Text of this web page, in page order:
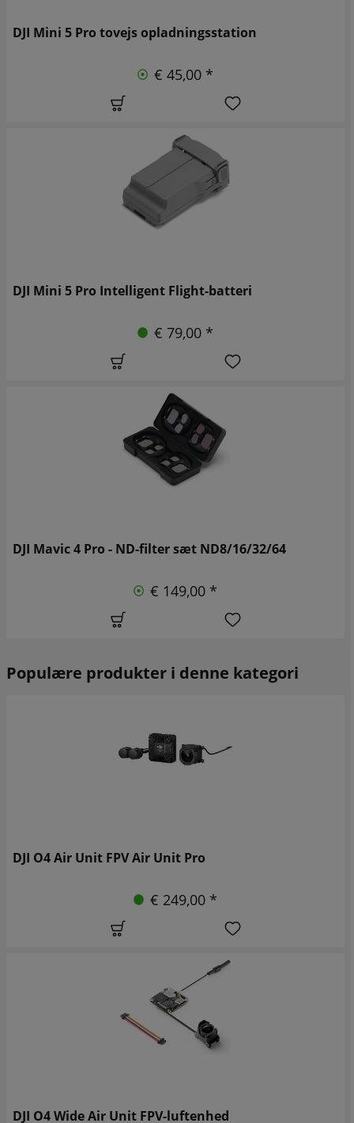
DJI Mini 5 Pro tovejs opladningsstation
€ 45,00 *
DJI Mini 5 Pro Intelligent Flight-batteri
€ 79,00 *
DJI Mavic 4 Pro - ND-filter sæt ND8/16/32/64
€ 149,00 *
Populære produkter i denne kategori
DJI O4 Air Unit FPV Air Unit Pro
€ 249,00 *
DJI O4 Wide Air Unit FPV-luftenhed